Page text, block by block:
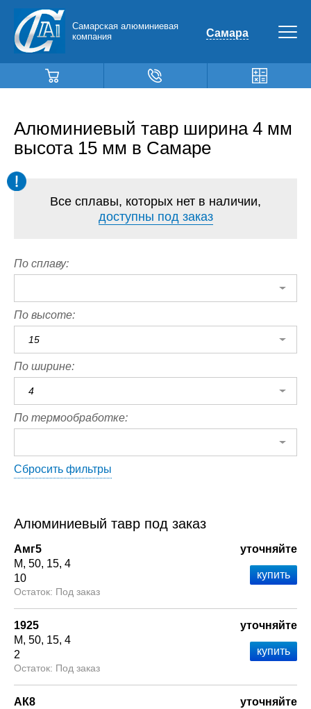
Самарская алюминиевая
компания
Самара
Алюминиевый тавр ширина 4 мм
высота 15 мм в Самаре
Все сплавы, которых нет в наличии,
доступны под заказ
По сплаву:
По высоте:
15
По ширине:
4
По термообработке:
Сбросить фильтры
Алюминиевый тавр под заказ
Амг5
М 50 15 4
10
Под заказ
уточняйте
1925
М 50 15 4
2
Под заказ
уточняйте
АК8
уточняйте